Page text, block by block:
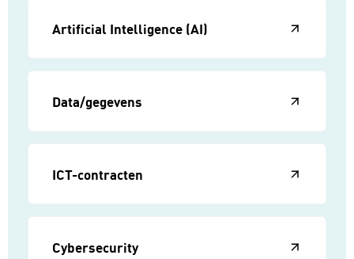
Artificial Intelligence (AI)
Data/gegevens
ICT-contracten
Cybersecurity